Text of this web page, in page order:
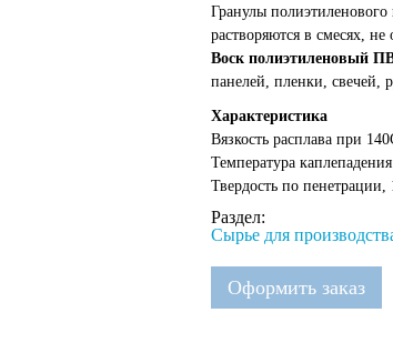
Гранулы полиэтиленового
растворяются в смесях,
Воск полиэтиленовый
панелей, пленки, свечей,
Характеристика
Вязкость расплава при
Температура
Твердость по
Раздел:
Сырье для
Оформить заказ